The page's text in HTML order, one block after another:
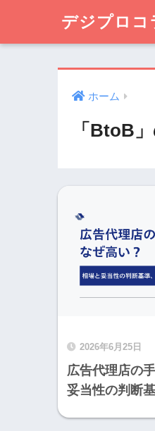
デジプロコ
ホーム
「BtoB
2026年6月25日
広告代理店の
妥当性の判断